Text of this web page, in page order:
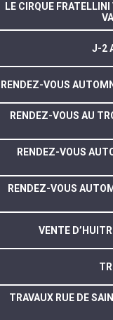
LE CIRQUE
J-2
RENDEZ-VOUS
RENDEZ-VOUS AU
RENDEZ-VOUS
RENDEZ-VOUS
VENTE
TRAVAUX RUE DE